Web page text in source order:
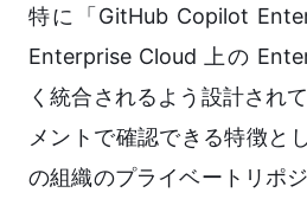
特に「GitHub Copilot
Enterprise Cloud 上の
く統合されるよう設計され
メントで確認できる特徴と
の組織のプライベートリポ